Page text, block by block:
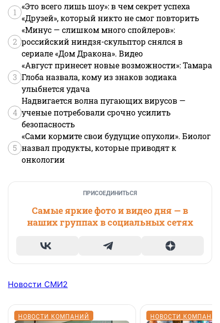
1
«Это всего лишь шоу»: в чем секрет успеха
«Друзей», который никто не смог повторить
2
«Минус — слишком много спойлеров»:
российский ниндзя-скульптор снялся в
сериале «Дом Дракона». Видео
3
«Август принесет новые возможности»: Тамара
Глоба назвала, кому из знаков зодиака
улыбнется удача
4
Надвигается волна пугающих вирусов —
ученые потребовали срочно усилить
безопасность
5
«Сами кормите свои будущие опухоли». Биолог
назвал продукты, которые приводят к
онкологии
ПРИСОЕДИНИТЬСЯ
Самые яркие фото и видео дня — в
наших группах в социальных сетях
Новости СМИ2
НОВОСТИ КОМПАНИЙ НОВОСТИ